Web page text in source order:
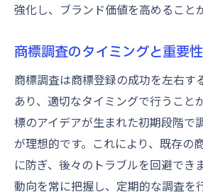
強化し、ブランド価値を高めること
商標調査のタイミングと重要性
商標調査は商標登録の成功を左右す
あり、適切なタイミングで行うこと
標のアイデアが生まれた初期段階で
が理想的です。これにより、既存の
に防ぎ、後々のトラブルを回避でき
動向を常に把握し、定期的な調査を